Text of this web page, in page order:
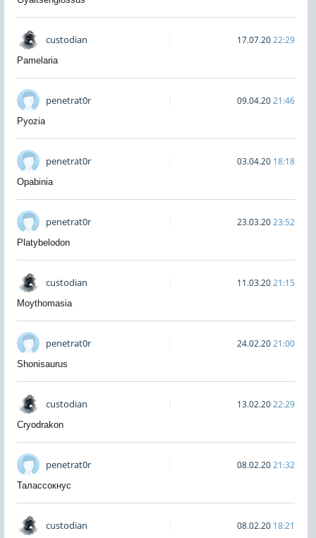
custodian 17.07.2022:29
Pamelaria
penetrat0r 09.04.2021:46
Pyozia
penetrat0r 03.04.20 18:18
Opabinia
penetrat0r 23.03.2023:52
Platybelodon
custodian 11.03.2021:15
Moythomasia
penetrat0r 24.02.2021:00
Shonisaurus
custodian 13.02.2022:29
Cryodrakon
penetrat0r 08.02.2021:32
Талассокнус
custodian 08.02.20 18:21